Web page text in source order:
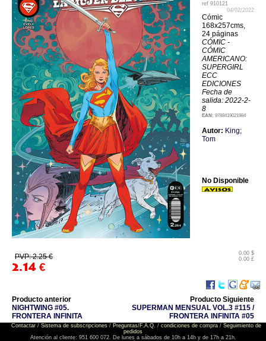
ref 910121
04/02/2022
Cómic
168x257cms,
24 páginas
CÓMIC -
CÓMIC
AMERICANO:
SUPERGIRL
ECC
EDICIONES
Fecha de
salida: 2022-2-
8
EAN: 9788419021984
Autor: King;
Tom
PVP: 2.25 €
2.14 €
0.00 $
0.00 £
No Disponible
Producto anterior
NIGHTWING #05.
FRONTERA INFINITA
Producto Siguiente
SUPERMAN MENSUAL VOL.3 #115 /
FRONTERA INFINITA #05
Contactar/ Sistema de subscripciones/ Preguntas/F.A.Q. / condiciones de compra/ Seguimiento de
pedidos
Atención al cliente: 951 600 072. De lunes a sábados de 10h a 14h y de 17h a 21h.